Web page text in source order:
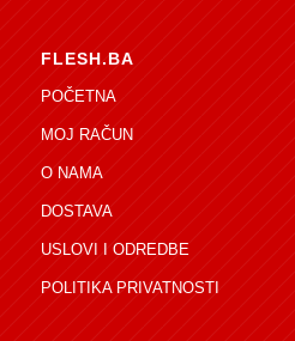
FLESH.BA
POČETNA
MOJ RAČUN
O NAMA
DOSTAVA
USLOVI I ODREDBE
POLITIKA PRIVATNOSTI